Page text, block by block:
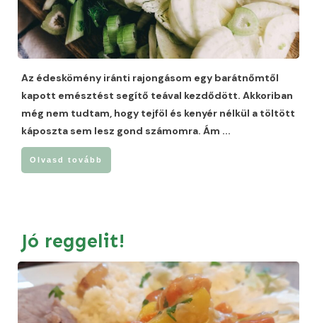
Az édeskömény iránti rajongásom egy barátnőmtől
kapott emésztést segítő teával kezdődött. Akkoriban
még nem tudtam, hogy tejföl és kenyér nélkül a töltött
káposzta sem lesz gond számomra. Ám ...
Olvasd tovább
Jó reggelit!